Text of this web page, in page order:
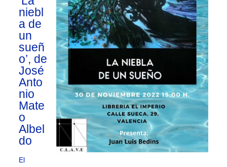
niebl
a de
un
sueñ
o’, de
José
Anto
nio
Mate
o
Albel
do
El